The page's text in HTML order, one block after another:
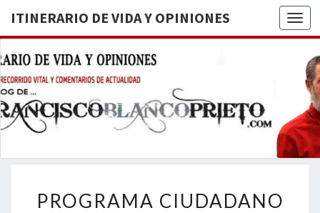
ITINERARIO DE VIDA Y OPINIONES
DE
BREVE
RECORRIDO
VITAL Y
ACTUALIDAD
CIUDADANO
PROGRAMA CIUDADANO